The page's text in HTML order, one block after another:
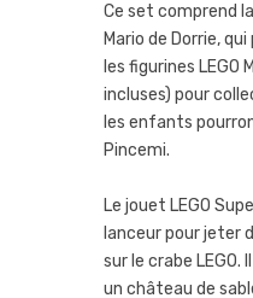
Ce set comprend
Mario de Dorrie,
les figurines LEGO
incluses) pour
les enfants
Pincemi.
Le jouet LEGO
lanceur pour jeter
sur le crabe
un château de